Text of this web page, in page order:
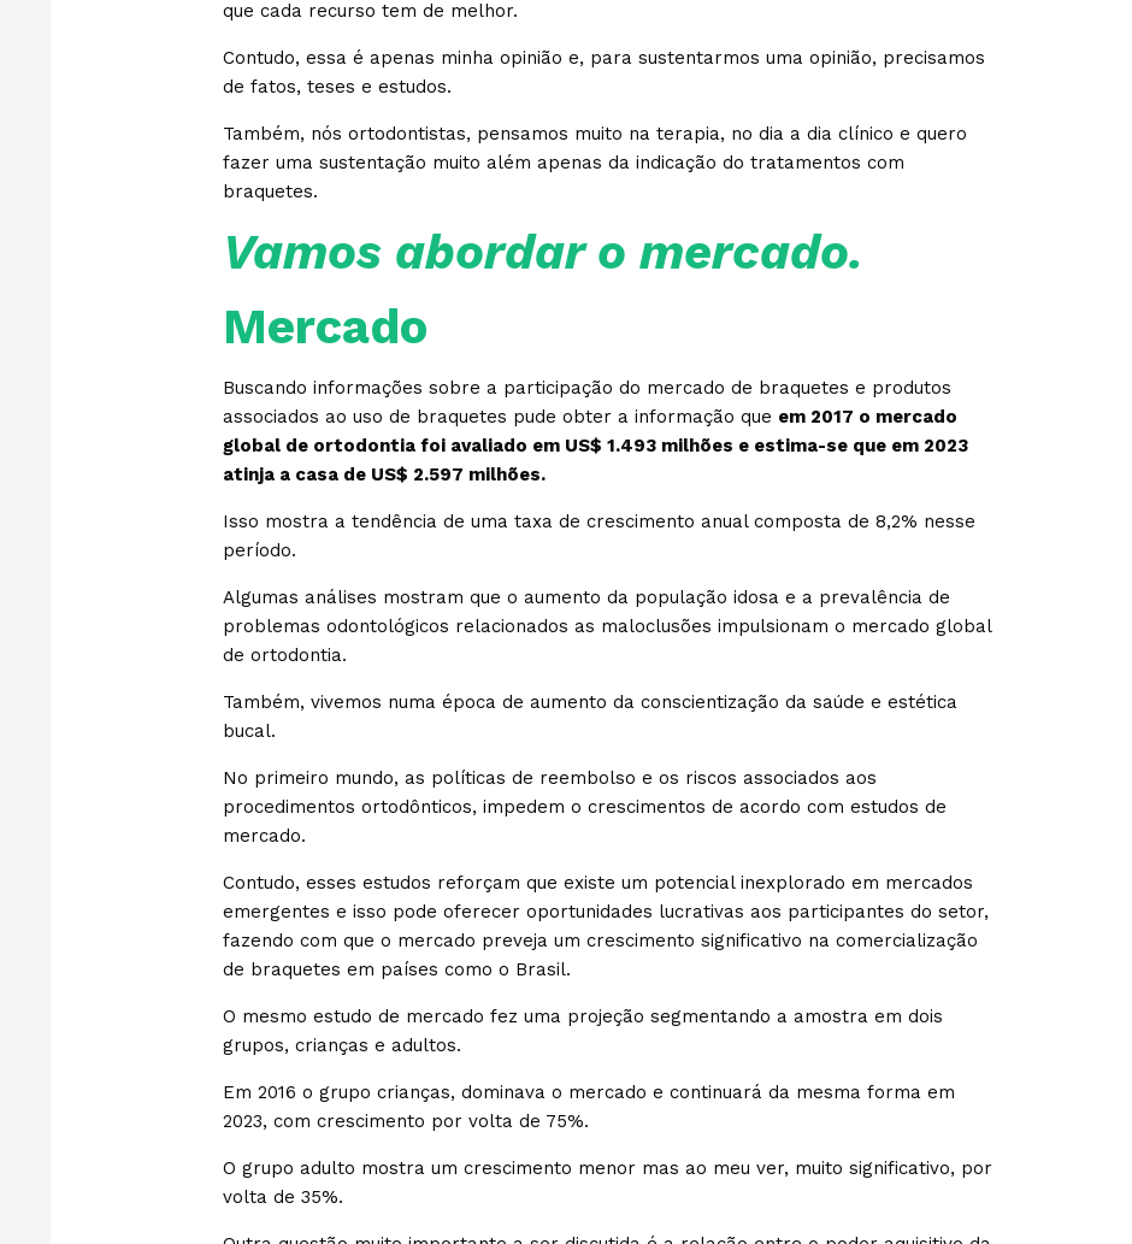
que cada recurso tem de melhor.
Contudo, essa é apenas minha opinião e, para sustentarmos uma opinião, precisamos
de fatos, teses e estudos.
Também, nós ortodontistas, pensamos muito na terapia, no dia a dia clínico e quero
fazer uma sustentação muito além apenas da indicação do tratamentos com
braquetes.
Vamos abordar o mercado.
Mercado
Buscando informações sobre a participação do mercado de braquetes e produtos
associados ao uso de braquetes pude obter a informação que em 2017 o mercado
global de ortodontia foi avaliado em US$ 1.493 milhões e estima-se que em 2023
atinja a casa de US$ 2.597 milhões.
Isso mostra a tendência de uma taxa de crescimento anual composta de 8,2% nesse
período.
Algumas análises mostram que o aumento da população idosa e a prevalência de
problemas odontológicos relacionados as maloclusões impulsionam o mercado global
de ortodontia.
Também, vivemos numa época de aumento da conscientização da saúde e estética
bucal.
No primeiro mundo, as políticas de reembolso e os riscos associados aos
procedimentos ortodônticos, impedem o crescimentos de acordo com estudos de
mercado.
Contudo, esses estudos reforçam que existe um potencial inexplorado em mercados
emergentes e isso pode oferecer oportunidades lucrativas aos participantes do setor,
fazendo com que o mercado preveja um crescimento significativo na comercialização
de braquetes em países como o Brasil.
O mesmo estudo de mercado fez uma projeção segmentando a amostra em dois
grupos, crianças e adultos.
Em 2016 o grupo crianças, dominava o mercado e continuará da mesma forma em
2023, com crescimento por volta de 75%.
O grupo adulto mostra um crescimento menor mas ao meu ver, muito significativo, por
volta de 35%.